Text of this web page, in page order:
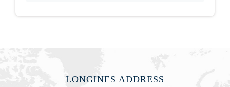
LONGINES ADDRESS